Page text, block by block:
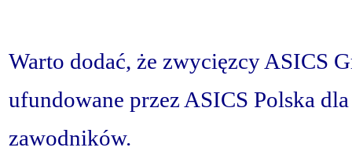
Warto dodać, że zwycięzcy ASICS
ufundowane przez ASICS Polska
zawodników.